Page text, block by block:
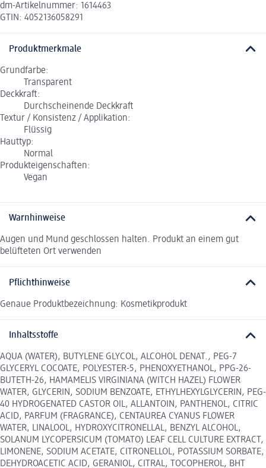
dm-Artikelnummer: 1614463
GTIN: 4052136058291
Produktmerkmale
Grundfarbe:
Transparent
Deckkraft:
Durchscheinende Deckkraft
Textur / Konsistenz / Applikation:
Flüssig
Hauttyp:
Normal
Produkteigenschaften:
Vegan
Warnhinweise
Augen und Mund geschlossen halten. Produkt an einem gut
belüfteten Ort verwenden
Pflichthinweise
Genaue Produktbezeichnung: Kosmetikprodukt
Inhaltsstoffe
AQUA (WATER), BUTYLENE GLYCOL, ALCOHOL DENAT., PEG-7
GLYCERYL COCOATE, POLYESTER-5, PHENOXYETHANOL, PPG-26-
BUTETH-26, HAMAMELIS VIRGINIANA (WITCH HAZEL) FLOWER
WATER, GLYCERIN, SODIUM BENZOATE, ETHYLHEXYLGLYCERIN, PEG-
40 HYDROGENATED CASTOR OIL, ALLANTOIN, PANTHENOL, CITRIC
ACID, PARFUM (FRAGRANCE), CENTAUREA CYANUS FLOWER
WATER, LINALOOL, HYDROXYCITRONELLAL, BENZYL ALCOHOL,
SOLANUM LYCOPERSICUM (TOMATO) LEAF CELL CULTURE EXTRACT,
LIMONENE, SODIUM ACETATE, CITRONELLOL, POTASSIUM SORBATE,
DEHYDROACETIC ACID, GERANIOL, CITRAL, TOCOPHEROL, BHT